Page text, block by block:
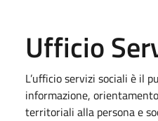
Ufficio
L’ufficio servizi sociali è il
informazione,
territoriali alla persona e